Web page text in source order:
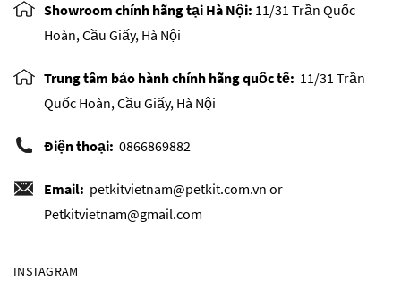
Showroom chính hãng tại Hà Nội: 11/31 Trần Quốc
Hoàn, Cầu Giấy, Hà Nội
Trung tâm bảo hành chính hãng quốc tế: 11/31 Trần
Quốc Hoàn, Cầu Giấy, Hà Nội
Điện thoại: 0866869882
Email: petkitvietnam@petkit.com.vn or
Petkitvietnam@gmail.com
INSTAGRAM